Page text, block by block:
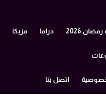
2026 دراما مزيكا
اتصل بنا